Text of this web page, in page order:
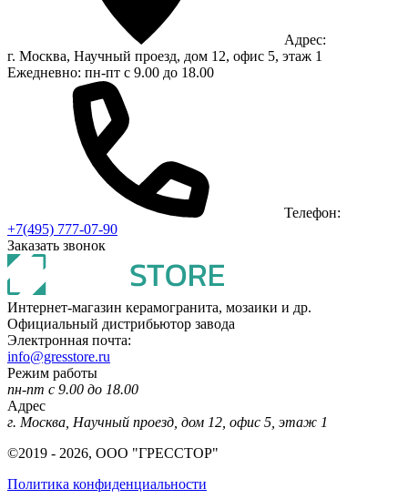
Адрес:
г. Москва, Научный проезд, дом 12, офис 5, этаж 1
Ежедневно: пн-пт с 9.00 до 18.00
Телефон:
+7(495) 777-07-90
Заказать звонок
Интернет-магазин керамогранита, мозаики и др.
Официальный дистрибьютор завода
Электронная почта:
info@gresstore.ru
Режим работы
пн-пт с 9.00 до 18.00
Адрес
г. Москва, Научный проезд, дом 12, офис 5, этаж 1
©2019 - 2026, ООО "ГРЕССТОР"
Политика конфиденциальности